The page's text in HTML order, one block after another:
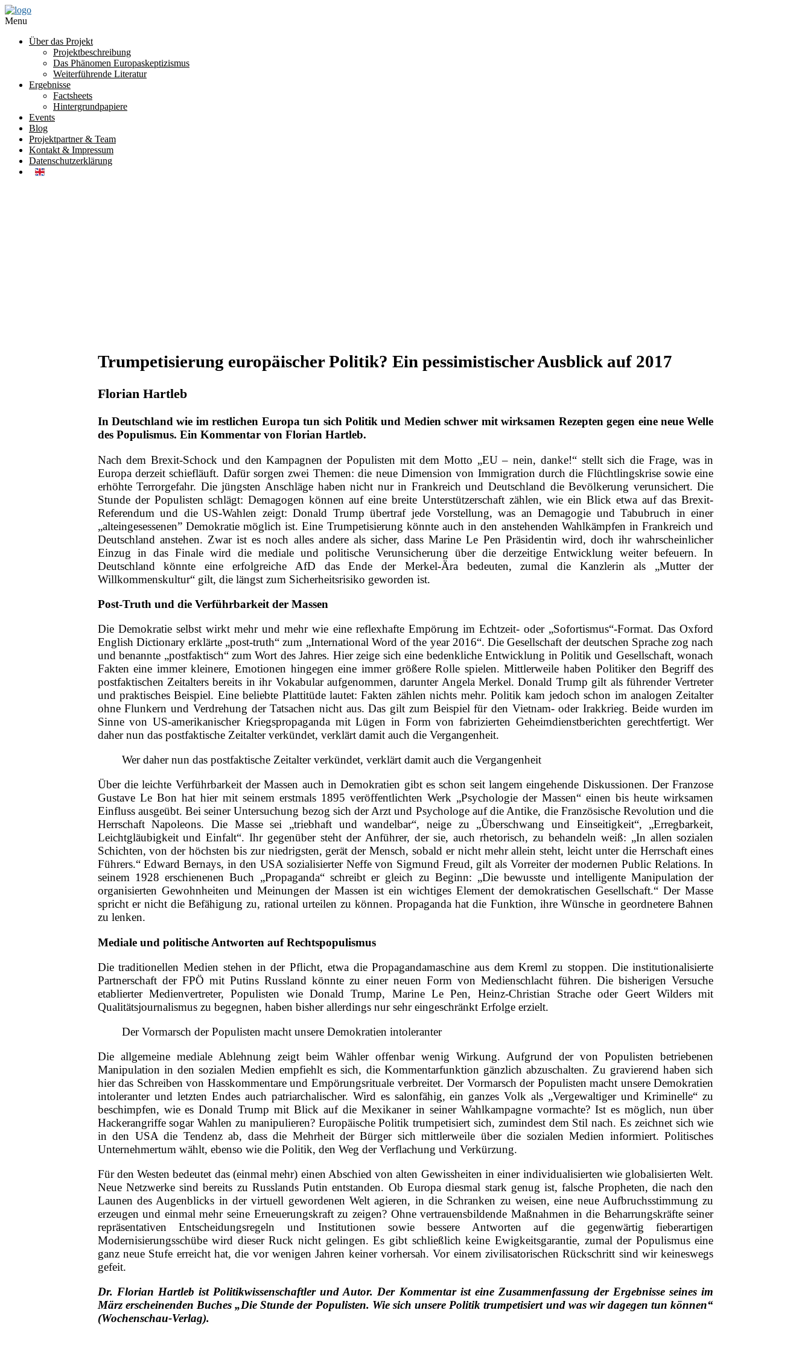
Menu
Über das Projekt
Projektbeschreibung
Das Phänomen Europaskeptizismus
Weiterführende Literatur
Ergebnisse
Factsheets
Hintergrundpapiere
Events
Blog
Projektpartner & Team
Kontakt & Impressum
Datenschutzerklärung
Trumpetisierung europäischer Politik? Ein pessimistischer Ausblick auf 2017
Florian Hartleb
In Deutschland wie im restlichen Europa tun sich Politik und Medien schwer mit wirksamen Rezepten gegen eine neue Welle
des Populismus. Ein Kommentar von Florian Hartleb.
Nach dem Brexit-Schock und den Kampagnen der Populisten mit dem Motto „EU – nein, danke!“ stellt sich die Frage, was in
Europa derzeit schiefläuft. Dafür sorgen zwei Themen: die neue Dimension von Immigration durch die Flüchtlingskrise sowie eine
erhöhte Terrorgefahr. Die jüngsten Anschläge haben nicht nur in Frankreich und Deutschland die Bevölkerung verunsichert. Die
Stunde der Populisten schlägt: Demagogen können auf eine breite Unterstützerschaft zählen, wie ein Blick etwa auf das Brexit-
Referendum und die US-Wahlen zeigt: Donald Trump übertraf jede Vorstellung, was an Demagogie und Tabubruch in einer
„alteingesessenen” Demokratie möglich ist. Eine Trumpetisierung könnte auch in den anstehenden Wahlkämpfen in Frankreich und
Deutschland anstehen. Zwar ist es noch alles andere als sicher, dass Marine Le Pen Präsidentin wird, doch ihr wahrscheinlicher
Einzug in das Finale wird die mediale und politische Verunsicherung über die derzeitige Entwicklung weiter befeuern. In
Deutschland könnte eine erfolgreiche AfD das Ende der Merkel-Ära bedeuten, zumal die Kanzlerin als „Mutter der
Willkommenskultur“ gilt, die längst zum Sicherheitsrisiko geworden ist.
Post-Truth und die Verführbarkeit der Massen
Die Demokratie selbst wirkt mehr und mehr wie eine reflexhafte Empörung im Echtzeit- oder „Sofortismus“-Format. Das Oxford
English Dictionary erklärte „post-truth“ zum „International Word of the year 2016“. Die Gesellschaft der deutschen Sprache zog nach
und benannte „postfaktisch“ zum Wort des Jahres. Hier zeige sich eine bedenkliche Entwicklung in Politik und Gesellschaft, wonach
Fakten eine immer kleinere, Emotionen hingegen eine immer größere Rolle spielen. Mittlerweile haben Politiker den Begriff des
postfaktischen Zeitalters bereits in ihr Vokabular aufgenommen, darunter Angela Merkel. Donald Trump gilt als führender Vertreter
und praktisches Beispiel. Eine beliebte Plattitüde lautet: Fakten zählen nichts mehr. Politik kam jedoch schon im analogen Zeitalter
ohne Flunkern und Verdrehung der Tatsachen nicht aus. Das gilt zum Beispiel für den Vietnam- oder Irakkrieg. Beide wurden im
Sinne von US-amerikanischer Kriegspropaganda mit Lügen in Form von fabrizierten Geheimdienstberichten gerechtfertigt. Wer
daher nun das postfaktische Zeitalter verkündet, verklärt damit auch die Vergangenheit.
Wer daher nun das postfaktische Zeitalter verkündet, verklärt damit auch die Vergangenheit
Über die leichte Verführbarkeit der Massen auch in Demokratien gibt es schon seit langem eingehende Diskussionen. Der Franzose
Gustave Le Bon hat hier mit seinem erstmals 1895 veröffentlichten Werk „Psychologie der Massen“ einen bis heute wirksamen
Einfluss ausgeübt. Bei seiner Untersuchung bezog sich der Arzt und Psychologe auf die Antike, die Französische Revolution und die
Herrschaft Napoleons. Die Masse sei „triebhaft und wandelbar“, neige zu „Überschwang und Einseitigkeit“, „Erregbarkeit,
Leichtgläubigkeit und Einfalt“. Ihr gegenüber steht der Anführer, der sie, auch rhetorisch, zu behandeln weiß: „In allen sozialen
Schichten, von der höchsten bis zur niedrigsten, gerät der Mensch, sobald er nicht mehr allein steht, leicht unter die Herrschaft eines
Führers.“ Edward Bernays, in den USA sozialisierter Neffe von Sigmund Freud, gilt als Vorreiter der modernen Public Relations. In
seinem 1928 erschienenen Buch „Propaganda“ schreibt er gleich zu Beginn: „Die bewusste und intelligente Manipulation der
organisierten Gewohnheiten und Meinungen der Massen ist ein wichtiges Element der demokratischen Gesellschaft.“ Der Masse
spricht er nicht die Befähigung zu, rational urteilen zu können. Propaganda hat die Funktion, ihre Wünsche in geordnetere Bahnen
zu lenken.
Mediale und politische Antworten auf Rechtspopulismus
Die traditionellen Medien stehen in der Pflicht, etwa die Propagandamaschine aus dem Kreml zu stoppen. Die institutionalisierte
Partnerschaft der FPÖ mit Putins Russland könnte zu einer neuen Form von Medienschlacht führen. Die bisherigen Versuche
etablierter Medienvertreter, Populisten wie Donald Trump, Marine Le Pen, Heinz-Christian Strache oder Geert Wilders mit
Qualitätsjournalismus zu begegnen, haben bisher allerdings nur sehr eingeschränkt Erfolge erzielt.
Der Vormarsch der Populisten macht unsere Demokratien intoleranter
Die allgemeine mediale Ablehnung zeigt beim Wähler offenbar wenig Wirkung. Aufgrund der von Populisten betriebenen
Manipulation in den sozialen Medien empfiehlt es sich, die Kommentarfunktion gänzlich abzuschalten. Zu gravierend haben sich
hier das Schreiben von Hasskommentare und Empörungsrituale verbreitet. Der Vormarsch der Populisten macht unsere Demokratien
intoleranter und letzten Endes auch patriarchalischer. Wird es salonfähig, ein ganzes Volk als „Vergewaltiger und Kriminelle“ zu
beschimpfen, wie es Donald Trump mit Blick auf die Mexikaner in seiner Wahlkampagne vormachte? Ist es möglich, nun über
Hackerangriffe sogar Wahlen zu manipulieren? Europäische Politik trumpetisiert sich, zumindest dem Stil nach. Es zeichnet sich wie
in den USA die Tendenz ab, dass die Mehrheit der Bürger sich mittlerweile über die sozialen Medien informiert. Politisches
Unternehmertum wählt, ebenso wie die Politik, den Weg der Verflachung und Verkürzung.
Für den Westen bedeutet das (einmal mehr) einen Abschied von alten Gewissheiten in einer individualisierten wie globalisierten Welt.
Neue Netzwerke sind bereits zu Russlands Putin entstanden. Ob Europa diesmal stark genug ist, falsche Propheten, die nach den
Launen des Augenblicks in der virtuell gewordenen Welt agieren, in die Schranken zu weisen, eine neue Aufbruchsstimmung zu
erzeugen und einmal mehr seine Erneuerungskraft zu zeigen? Ohne vertrauensbildende Maßnahmen in die Beharrungskräfte seiner
repräsentativen Entscheidungsregeln und Institutionen sowie bessere Antworten auf die gegenwärtig fieberartigen
Modernisierungsschübe wird dieser Ruck nicht gelingen. Es gibt schließlich keine Ewigkeitsgarantie, zumal der Populismus eine
ganz neue Stufe erreicht hat, die vor wenigen Jahren keiner vorhersah. Vor einem zivilisatorischen Rückschritt sind wir keineswegs
gefeit.
Dr. Florian Hartleb ist Politikwissenschaftler und Autor. Der Kommentar ist eine Zusammenfassung der Ergebnisse seines im
März erscheinenden Buches „Die Stunde der Populisten. Wie sich unsere Politik trumpetisiert und was wir dagegen tun können“
(Wochenschau-Verlag).